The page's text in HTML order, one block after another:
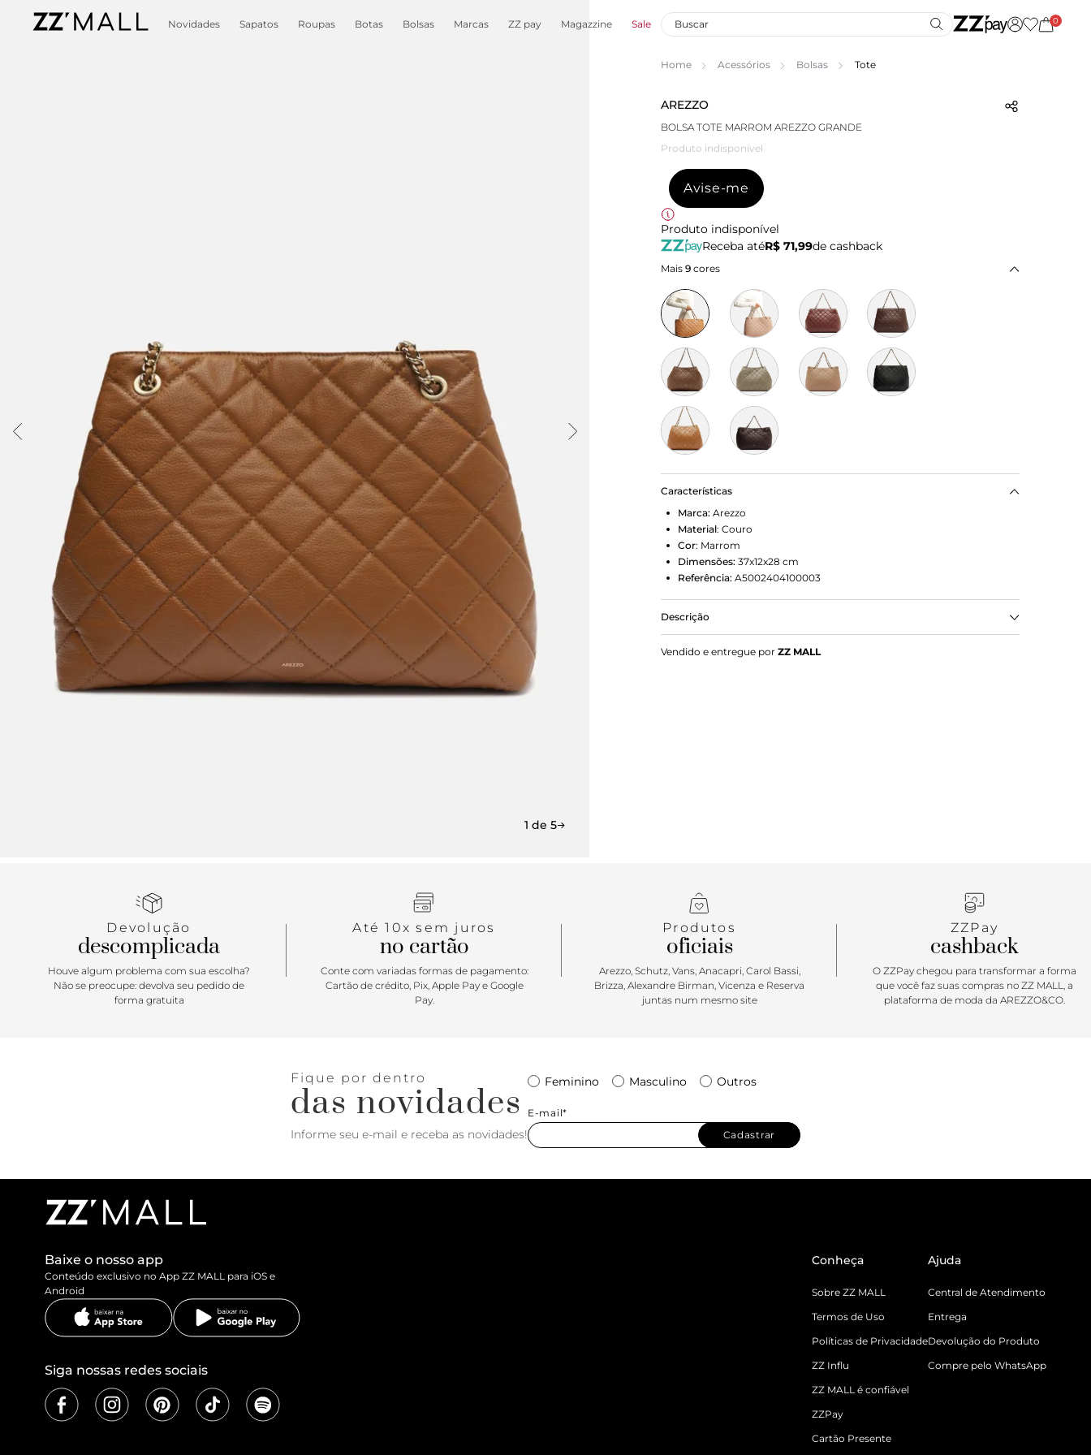
Novidades Sapatos Roupas Botas Bolsas Marcas ZZ pay Magazzine Sale 0
1 de 5
Home Acessórios Bolsas Tote
AREZZO
BOLSA TOTE MARROM AREZZO GRANDE
Produto indisponível
Avise-me
Produto indisponível
Receba atéR$ 71,99de cashback
Mais 9 cores
Características
Marca: Arezzo
Material: Couro
Cor: Marrom
Dimensões: 37x12x28 cm
Referência: A5002404100003
Descrição
Bolsa Marrom Tote Grande
Vendido e entregue por ZZ MALL
Devolução
descomplicada
Houve algum problema com sua escolha?
Não se preocupe: devolva seu pedido de
forma gratuita
Até 10x sem juros
no cartão
Conte com variadas formas de pagamento:
Cartão de crédito, Pix, Apple Pay e Google
Pay.
Produtos
oficiais
Arezzo, Schutz, Vans, Anacapri, Carol Bassi,
Brizza, Alexandre Birman, Vicenza e Reserva
juntas num mesmo site
ZZPay
cashback
O ZZPay chegou para transformar a forma
que você faz suas compras no ZZ MALL, a
plataforma de moda da AREZZO&CO.
Fique por dentro
das novidades
Informe seu e-mail e receba as novidades!
Feminino Masculino Outros
E-mail*
Cadastrar
Baixe o nosso app
Conteúdo exclusivo no App ZZ MALL para iOS e
Android
Siga nossas redes sociais
Conheça
Sobre ZZ MALL
Termos de Uso
Políticas de Privacidade
ZZ Influ
ZZ MALL é confiável
ZZPay
Cartão Presente
Ajuda
Central de Atendimento
Entrega
Devolução do Produto
Compre pelo WhatsApp